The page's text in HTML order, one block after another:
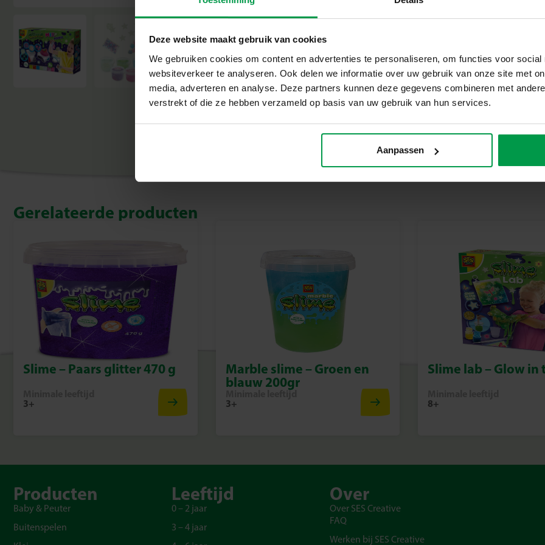
Deze website maakt gebruik van cookies
We gebruiken cookies om content en advertenties te personaliseren, om functies voor social
websiteverkeer te analyseren. Ook delen we informatie over uw gebruik van onze site met
media, adverteren en analyse. Deze partners kunnen deze gegevens combineren met
verstrekt of die ze hebben verzameld op basis van uw gebruik van hun services.
Aanpassen
Waarom kiezen voor SES
Bij SES Creative vinden we
kinderen trots kunnen zijn op
Begin Vandaag Nog Met Mix it
Ontdek de magie van slijm en
Creative. Perfect voor
Gerelateerde producten
Slime – Paars glitter 470 g
3+
Marble slime – Groen en
blauw 200gr
Minimale leeftijd
3+
Slime lab – Glow in
8+
Producten
Baby & Peuter
Buitenspelen
Leeftijd
0 – 2 jaar
3 – 4 jaar
Over
Over SES Creative
FAQ
Werken bij SES Creative